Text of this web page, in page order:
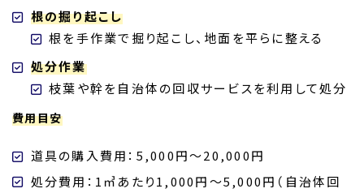
根の掘り起こし
根を手作業で掘り起こし、地面を平らに整える
処分作業
枝葉や幹を自治体の回収サービスを利用して処分
費用目安
道具の購入費用：5,000円～20,000円
処分費用：1㎥あたり1,000円～5,000円（自治体回